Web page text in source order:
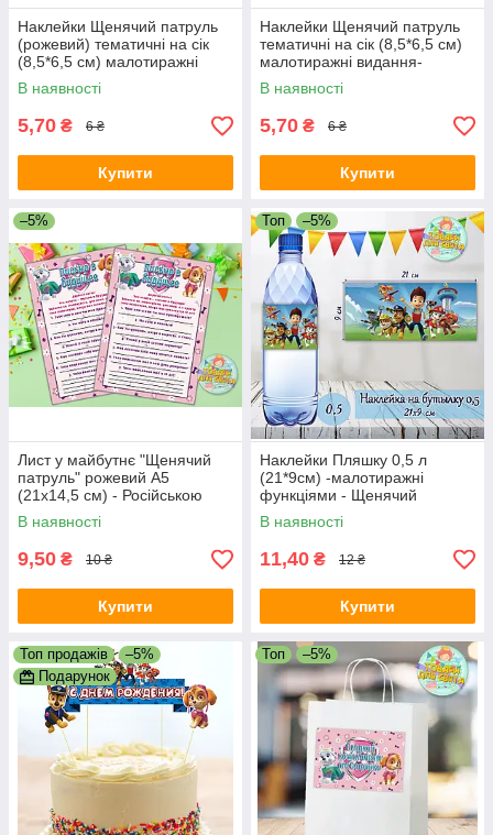
Наклейки Щенячий патруль
(рожевий) тематичні на сік
(8,5*6,5 см) малотиражні
видання-
В наявності
5,70 ₴ 6 ₴
Купити
Наклейки Щенячий патруль
тематичні на сік (8,5*6,5 см)
малотиражні видання-
В наявності
5,70 ₴ 6 ₴
Купити
–5%
Лист у майбутнє "Щенячий
патруль" рожевий А5
(21х14,5 см) - Російською
В наявності
9,50 ₴ 10 ₴
Купити
Топ –5%
Наклейки Пляшку 0,5 л
(21*9см) -малотиражні
функціями - Щенячий
патруль
В наявності
11,40 ₴ 12 ₴
Купити
Топ продажів
–5%
Подарунок
Топ –5%